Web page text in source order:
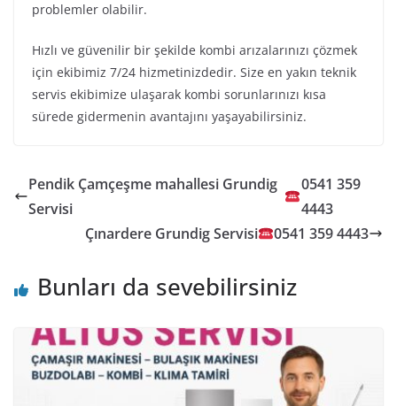
problemler olabilir.
Hızlı ve güvenilir bir şekilde kombi arızalarınızı çözmek
için ekibimiz 7/24 hizmetinizdedir. Size en yakın teknik
servis ekibimize ulaşarak kombi sorunlarınızı kısa
sürede gidermenin avantajını yaşayabilirsiniz.
Pendik Çamçeşme mahallesi Grundig
Servisi
0541 359
4443
Çınardere Grundig Servisi
0541 359 4443
Bunları da sevebilirsiniz